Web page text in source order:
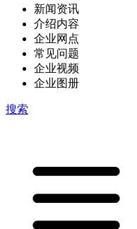
新闻资讯
介绍内容
企业网点
常见问题
企业视频
企业图册
搜索